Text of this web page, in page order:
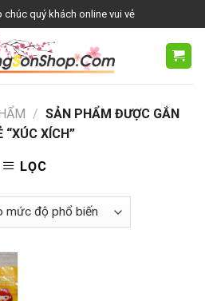
quý khách online vui vẻ
/ SẢN PHẨM ĐƯỢC GẮN
“XÚC XÍCH”
LỌC